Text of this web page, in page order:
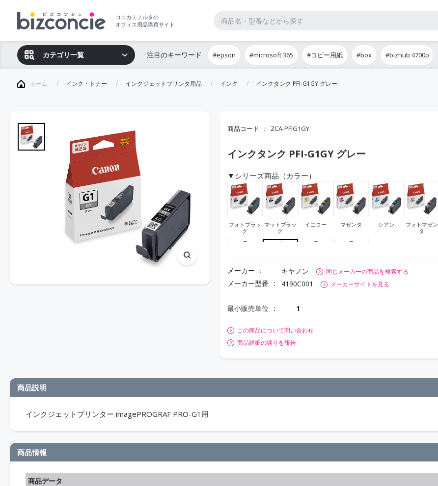
コニカミノルタの
オフィス用品購買サイト
カテゴリ一覧 注目のキーワード #epson #microsoft 365 #コピー用紙 #box #bizhub 4700p
ホーム インク・トナー インクジェットプリンタ用品 インク インクタンク PFI-G1GY グレー
商品コード ZCA-PFIG1GY
インクタンク PFI-G1GY グレー
▼シリーズ商品（カラー）
フォトブラッ
ク
マットブラッ
ク
イエロー マゼンタ シアン
フォトマゼン
タ
フォトシアン グレー レッド
クロマオプテ
ィマイザー
メーカー キヤノン 同じメーカーの商品を検索する
メーカー型番 4190C001 メーカーサイトを見る
最小販売単位 1
この商品について問い合わせ
商品詳細の誤りを報告
商品説明
インクジェットプリンター imagePROGRAF PRO-G1用
商品情報
商品データ